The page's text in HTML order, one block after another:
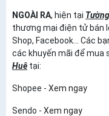
NGOÀI RA, hiện tại
thương mại điện tử bán
Shop, Facebook... Các
các khuyến mãi để mua
Huê tại:
Shopee - Xem ngay
Sendo - Xem ngay